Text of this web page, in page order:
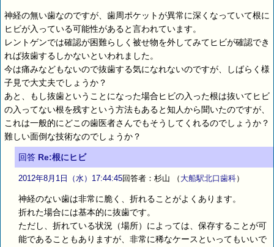
神経の無い歯なのですが、歯周ポケットが異常に深くなっていて根に
ヒビが入っている可能性があると言われています。
レントゲンでは確認が困難らしく被せ物を外してみてヒビが確認でき
れば抜歯するしかないといわれました。
今は痛みなどもないので抜歯する気になれないのですが、しばらく様
子見で大丈夫でしょうか？
あと、もし抜歯ということになった場合ヒビの入った根は抜いてヒビ
の入ってない根を残すという方法もあると知人から聞いたのですが、
これは一般的にどこの歯医者さんでもそうしてくれるのでしょうか？
難しい面倒な技術なのでしょうか？
回答 Re:根にヒビ
2012年8月1日（水）17:44:45回答者：杉山 （ 大船駅北口歯科）
神経のない歯は非常に脆く、折れることがよくあります。
折れた場合には基本的に抜歯です。
ただし、折れている状況（場所）によっては、保存することが可
能であることもありますが、非常に稀なケースといってもいいで